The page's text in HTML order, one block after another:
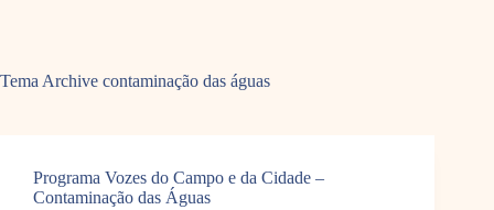
Tema Archive contaminação das águas
Programa Vozes do Campo e da Cidade –
Contaminação das Águas